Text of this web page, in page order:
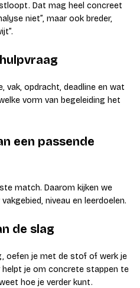
Dat mag heel concreet
niet”, maar ook breder,
vak, opdracht, deadline en wat
vorm van begeleiding het
een passende
match. Daarom kijken we
niveau en leerdoelen.
de slag
oefen je met de stof of werk je
helpt je om concrete stappen te
hoe je verder kunt.